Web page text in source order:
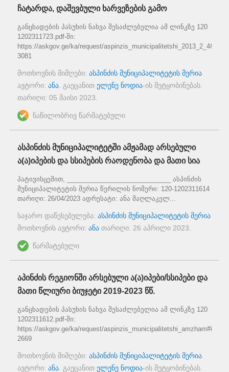
ჩატარდა, დაშევბული ხარვეზების გამო
განცხადების პასუხის ნახვა შესაძლებელია ამ ლინკზე 120
1202311723.pdf-ში:
https://askgov.ge/ka/request/
3081
მოთხოვნის მიმღები: ასპინძის მუნიციპალიტეტის მერია
ავტორი: ანა . გაეცანით ელენე ნოდია-ის შეტყობინებას.
თარიღი: 05 მაისი 2023
ნაწილობრივ წარმატებული
ასპინძის მუნიციპალიტეტში ამჟამად არსებული
ა(ა)იპების და სსიპების რაოდენობა და მათი სია
პატივისცემით, _____________________________ ასპინძის
მუნიციპალიტეტის მერია წერილის ნომერი: 120-1202311614
თარიღი: 26/04/2023 ადრესატი: ანა მაღლაკელ...
საჯარო დაწესებულება: ასპინძის მუნიციპალიტეტის მერია
მოთხოვნის ავტორი: ანა თარიღი: 26 აპრილი 2023
წარმატებული
აპინძის რეგიონში არსებული ა(ა)იპები/სსიპები და
მათი წლიური ბიუჯეტი 2019-2023 წწ.
განცხადების პასუხის ნახვა შესაძლებელია ამ ლინკზე 120
1202311612.pdf-ში:
https://askgov.ge/ka/request/
2669
მოთხოვნის მიმღები: ასპინძის მუნიციპალიტეტის მერია
ავტორი: ანა . გაეცანით ელენე ნოდია-ის შეტყობინებას.